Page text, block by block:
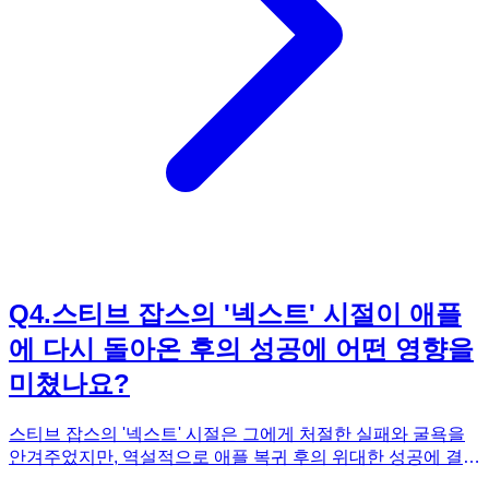
를 심층적으로 다룹니다. 우리가 알던 잡스는 반쪽짜리에 불과
했다는 사실을 깨닫게 해줄 것입니다. 진짜 스티브 잡스의 인
간적인 성장 스토리가 궁금하다면, 《넥스트 스티브 잡스》를
통해 확인해 보시기 바랍니다.
Q4.스티브 잡스의 '넥스트' 시절이 애플
에 다시 돌아온 후의 성공에 어떤 영향을
미쳤나요?
스티브 잡스의 '넥스트' 시절은 그에게 처절한 실패와 굴욕을
안겨주었지만, 역설적으로 애플 복귀 후의 위대한 성공에 결정